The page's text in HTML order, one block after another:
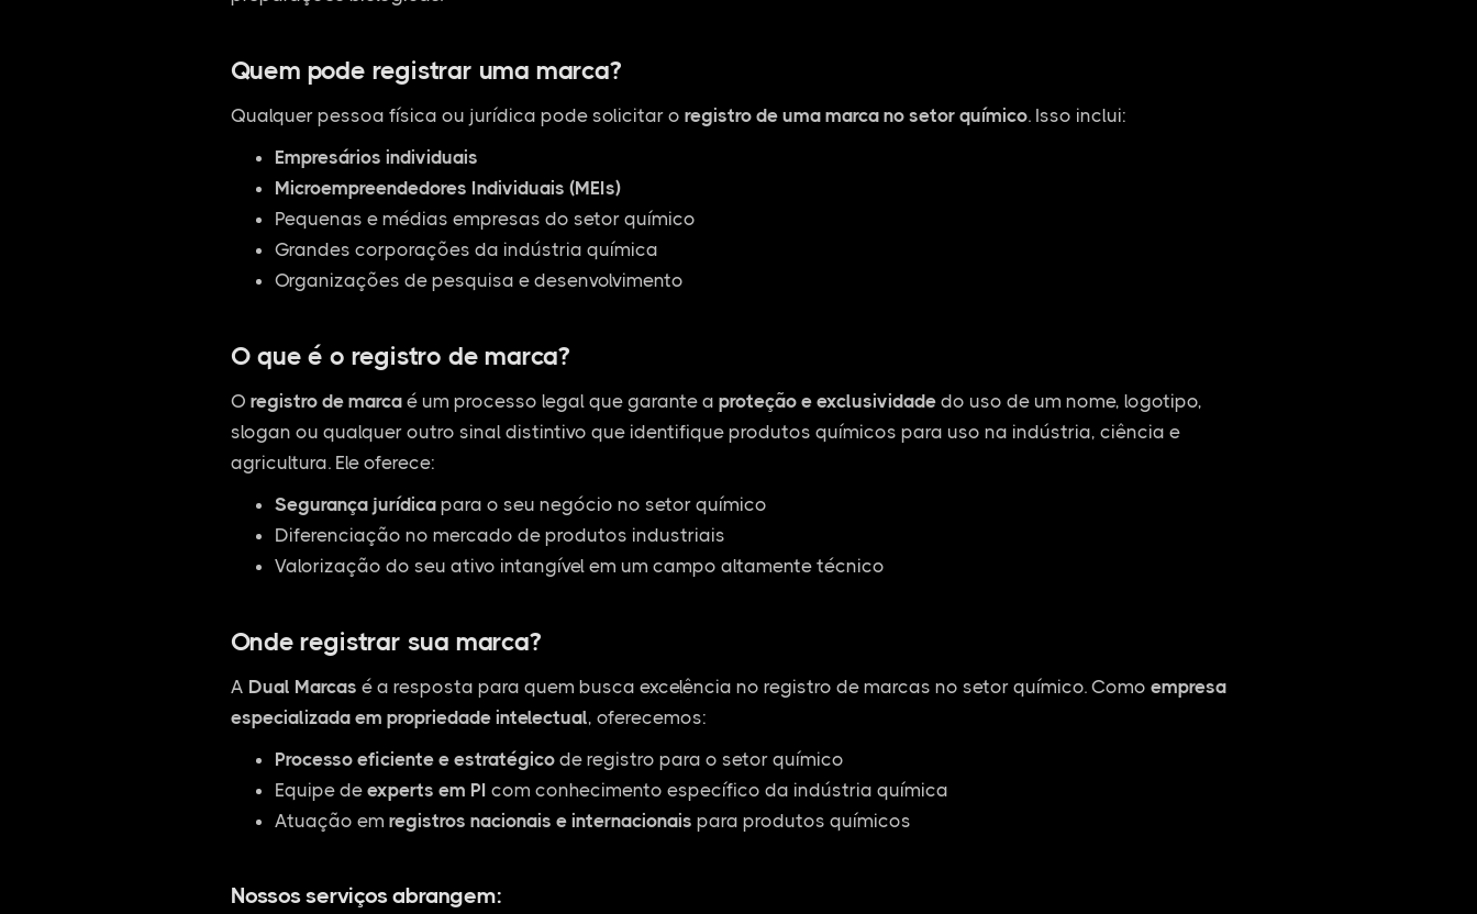
Quem pode registrar uma marca?
Qualquer pessoa física ou jurídica pode solicitar o registro de uma marca no setor químico. Isso inclui:
Empresários individuais
Microempreendedores Individuais (MEIs)
Pequenas e médias empresas do setor químico
Grandes corporações da indústria química
Organizações de pesquisa e desenvolvimento
O que é o registro de marca?
O registro de marcaé um processo legal que garante a proteção e exclusividadedo uso de um nome, logotipo,
slogan ou qualquer outro sinal distintivo que identifique produtos químicos para uso na indústria, ciência e
agricultura. Ele oferece:
Segurança jurídicapara o seu negócio no setor químico
Diferenciação no mercado de produtos industriais
Valorização do seu ativo intangível em um campo altamente técnico
Onde registrar sua marca?
A Dual Marcas é a resposta para quem busca excelência no registro de marcas no setor químico. Como empresa
especializada em propriedade intelectual, oferecemos:
Processo eficiente e estratégicode registro para o setor químico
Equipe de experts em PI com conhecimento específico da indústria química
Atuação em registros nacionais e internacionais para produtos químicos
Nossos serviços abrangem: